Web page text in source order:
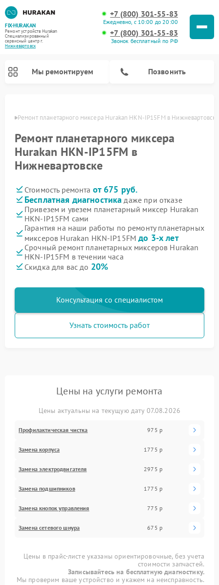
FIX-HURAKAN
Ремонт устройств Hurakan
Специализированный
cервисный центр г.
Нижневартовск
+7 (800) 301-55-83
Ежедневно, с 10:00 до 20:00
+7 (800) 301-55-83
Звонок бесплатный по РФ
Мы ремонтируем Позвонить
Ремонт планетарного миксера Hurakan HKN-IP15FM в Нижневартовске
Ремонт планетарного миксера
Hurakan HKN-IP15FM в
Нижневартовске
Стоимость ремонта от 675 руб.
Бесплатная диагностика даже при отказе
Привезем и увезем планетарный миксер Hurakan
HKN-IP15FM сами
Гарантия на наши работы по ремонту планетарных
миксеров Hurakan HKN-IP15FMдо 3-х лет
Срочный ремонт планетарных миксеров Hurakan
HKN-IP15FM в течении часа
Скидка для вас до 20%
Консультация со специалистом
Узнать стоимость работ
Цены на услуги ремонта
Цены актуальны на текущую дату 07.08.2026
Профилактическая чистка 975 р
Замена корпуса 1775 р
Замена электродвигателя 2975 р
Замена подшипников 1775 р
Замена кнопок управления 775 р
Замена сетевого шнура 675 р
Цены в прайс-листе указаны ориентировочные, без учета
стоимости запчастей.
Записывайтесь на бесплатную диагностику.
Мы проверим ваше устройство и укажем на неисправность.